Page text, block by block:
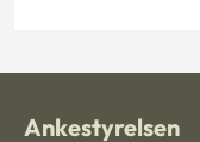
Ankestyrelsen